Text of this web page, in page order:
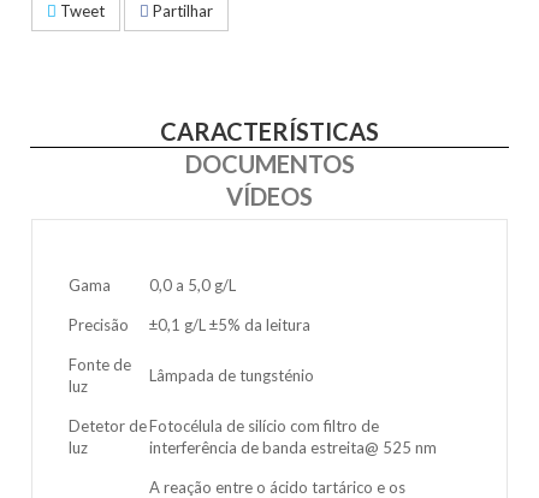
Tweet Partilhar
CARACTERÍSTICAS
DOCUMENTOS
VÍDEOS
Gama 0,0 a 5,0 g/L
Precisão ±0,1 g/L ±5% da leitura
Fonte de
luz
Lâmpada de tungsténio
Detetor de
luz
Fotocélula de silício com filtro de
interferência de banda estreita@ 525 nm
A reação entre o ácido tartárico e os